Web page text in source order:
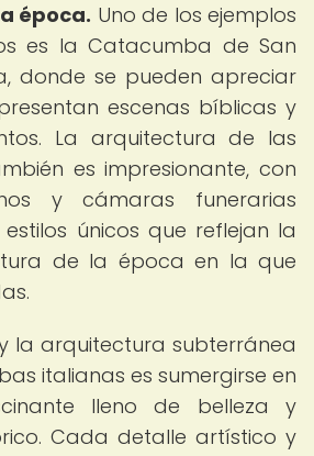
época. Uno de los ejemplos
es la Catacumba de San
donde se pueden apreciar
escenas bíblicas y
La arquitectura de las
es impresionante, con
y cámaras funerarias
únicos que reflejan la
de la época en la que
la arquitectura subterránea
italianas es sumergirse en
lleno de belleza y
Cada detalle artístico y